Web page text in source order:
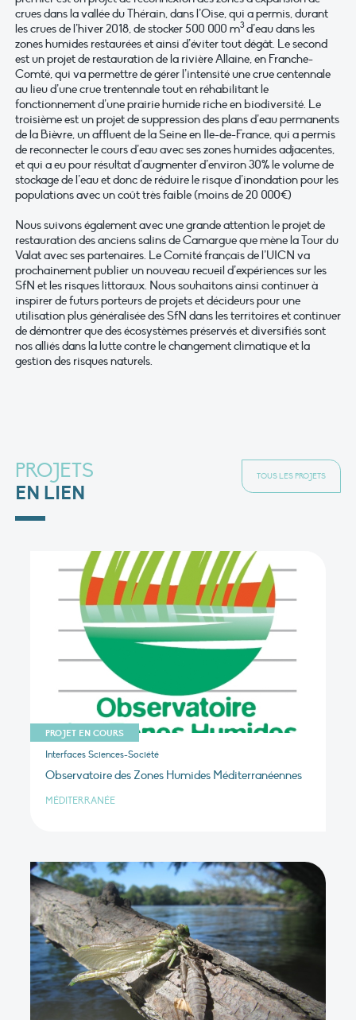
crues dans la vallée du Thérain, dans l’Oise, qui a permis, durant
les crues de l’hiver 2018, de stocker 500 000 m3d’eau dans les
zones humides restaurées et ainsi d’éviter tout dégât. Le second
est un projet de restauration de la rivière Allaine, en Franche-
Comté, qui va permettre de gérer l’intensité une crue centennale
au lieu d’une crue trentennale tout en réhabilitant le
fonctionnement d’une prairie humide riche en biodiversité. Le
troisième est un projet de suppression des plans d’eau permanents
de la Bièvre, un affluent de la Seine en Ile-de-France, qui a permis
de reconnecter le cours d’eau avec ses zones humides adjacentes,
et qui a eu pour résultat d’augmenter d’environ 30% le volume de
stockage de l’eau et donc de réduire le risque d’inondation pour les
populations avec un coût très faible (moins de 20 000€)
Nous suivons également avec une grande attention le projet de
restauration des anciens salins de Camargue que mène la Tour du
Valat avec ses partenaires. Le Comité français de l’UICN va
prochainement publier un nouveau recueil d’expériences sur les
SfN et les risques littoraux. Nous souhaitons ainsi continuer à
inspirer de futurs porteurs de projets et décideurs pour une
utilisation plus généralisée des SfN dans les territoires et continuer
de démontrer que des écosystèmes préservés et diversifiés sont
nos alliés dans la lutte contre le changement climatique et la
gestion des risques naturels.
PROJETS
EN LIEN
TOUS LES PROJETS
PROJET EN COURS
Interfaces Sciences-Société
Observatoire des Zones Humides Méditerranéennes
MÉDITERRANÉE